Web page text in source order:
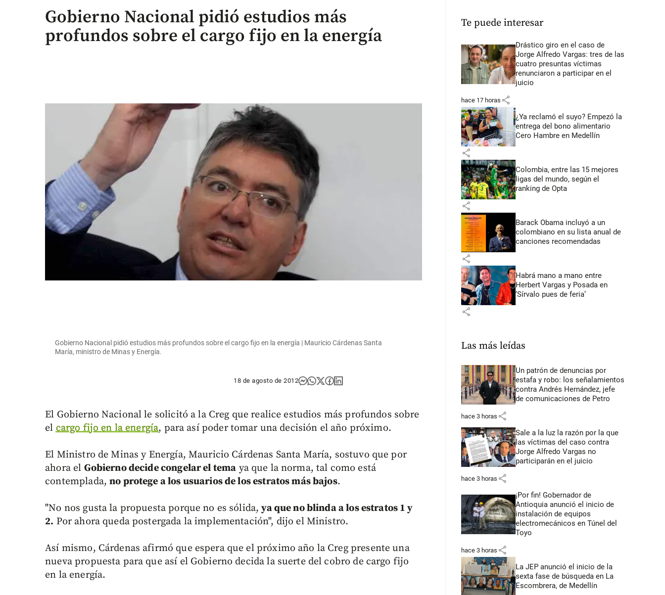
Gobierno Nacional pidió estudios más
profundos sobre el cargo fijo en la energía
Gobierno Nacional pidió estudios más profundos sobre el cargo fijo en la energía | Mauricio Cárdenas Santa
María, ministro de Minas y Energía.
18 de agosto de 2012
El Gobierno Nacional le solicitó a la Creg que realice estudios más profundos sobre
elcargo fijo en la energía, para así poder tomar una decisión el año próximo.
El Ministro de Minas y Energía, Mauricio Cárdenas Santa María, sostuvo que por
ahora el Gobierno decide congelar el tema ya que la norma, tal como está
contemplada,no protege a los usuarios de los estratos más bajos.
"No nos gusta la propuesta porque no es sólida,ya que no blinda a los estratos 1 y
2. Por ahora queda postergada la implementación", dijo el Ministro.
Así mismo, Cárdenas afirmó que espera que el próximo año la Creg presente una
nueva propuesta para que así el Gobierno decida la suerte del cobro de cargo fijo
en la energía.
Te puede interesar
Drástico giro en el caso de
Jorge Alfredo Vargas: tres de las
cuatro presuntas víctimas
renunciaron a participar en el
juicio
hace 17 horas share
¿Ya reclamó el suyo? Empezó la
entrega del bono alimentario
Cero Hambre en Medellín
share
Colombia, entre las 15 mejores
ligas del mundo, según el
ranking de Opta
share
Barack Obama incluyó a un
colombiano en su lista anual de
canciones recomendadas
share
Habrá mano a mano entre
Herbert Vargas y Posada en
‘Sírvalo pues de feria’
share
Las más leídas
Un patrón de denuncias por
estafa y robo: los señalamientos
contra Andrés Hernández, jefe
de comunicaciones de Petro
hace 3 horas share
Sale a la luz la razón por la que
las víctimas del caso contra
Jorge Alfredo Vargas no
participarán en el juicio
hace 3 horas share
¡Por fin! Gobernador de
Antioquia anunció el inicio de
instalación de equipos
electromecánicos en Túnel del
Toyo
hace 3 horas share
La JEP anunció el inicio de la
sexta fase de búsqueda en La
Escombrera, de Medellín